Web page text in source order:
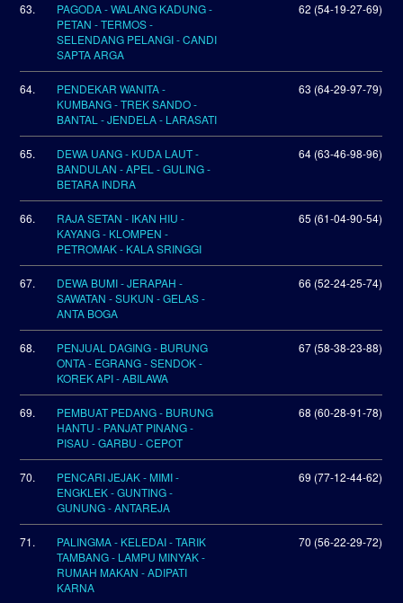
63.
PAGODA - WALANG KADUNG -
PETAN - TERMOS -
SELENDANG PELANGI - CANDI
SAPTA ARGA
62 (54-19-27-69)
64.
PENDEKAR WANITA -
KUMBANG - TREK SANDO -
BANTAL - JENDELA - LARASATI
63 (64-29-97-79)
65.
DEWA UANG - KUDA LAUT -
BANDULAN - APEL - GULING -
BETARA INDRA
64 (63-46-98-96)
66.
RAJA SETAN - IKAN HIU -
KAYANG - KLOMPEN -
PETROMAK - KALA SRINGGI
65 (61-04-90-54)
67.
DEWA BUMI - JERAPAH -
SAWATAN - SUKUN - GELAS -
ANTA BOGA
66 (52-24-25-74)
68.
PENJUAL DAGING - BURUNG
ONTA - EGRANG - SENDOK -
KOREK API - ABILAWA
67 (58-38-23-88)
69.
PEMBUAT PEDANG - BURUNG
HANTU - PANJAT PINANG -
PISAU - GARBU - CEPOT
68 (60-28-91-78)
70.
PENCARI JEJAK - MIMI -
ENGKLEK - GUNTING -
GUNUNG - ANTAREJA
69 (77-12-44-62)
71.
PALINGMA - KELEDAI - TARIK
TAMBANG - LAMPU MINYAK -
RUMAH MAKAN - ADIPATI
KARNA
70 (56-22-29-72)